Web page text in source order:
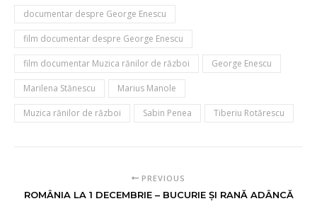
documentar despre George Enescu
film documentar despre George Enescu
film documentar Muzica rănilor de război George Enescu
Marilena Stănescu Marius Manole
Muzica rănilor de război Sabin Penea Tiberiu Rotărescu
PREVIOUS
ROMÂNIA LA 1 DECEMBRIE – BUCURIE ȘI RANĂ ADÂNCĂ